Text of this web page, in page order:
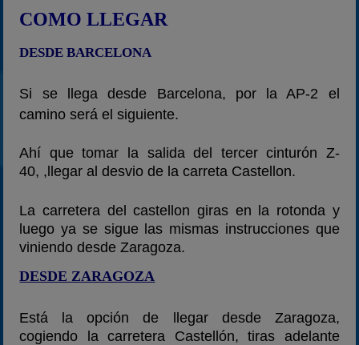
COMO LLEGAR
DESDE BARCELONA
Si se llega desde Barcelona, por la AP-2 el
camino será el siguiente.
Ahí que tomar la salida del tercer cinturón Z-
40, ,llegar al desvio de la carreta Castellon.
La carretera del castellon giras en la rotonda y
luego ya se sigue las mismas instrucciones que
viniendo desde Zaragoza.
DESDE ZARAGOZA
Está la opción de llegar desde Zaragoza,
cogiendo la carretera Castellón, tiras adelante